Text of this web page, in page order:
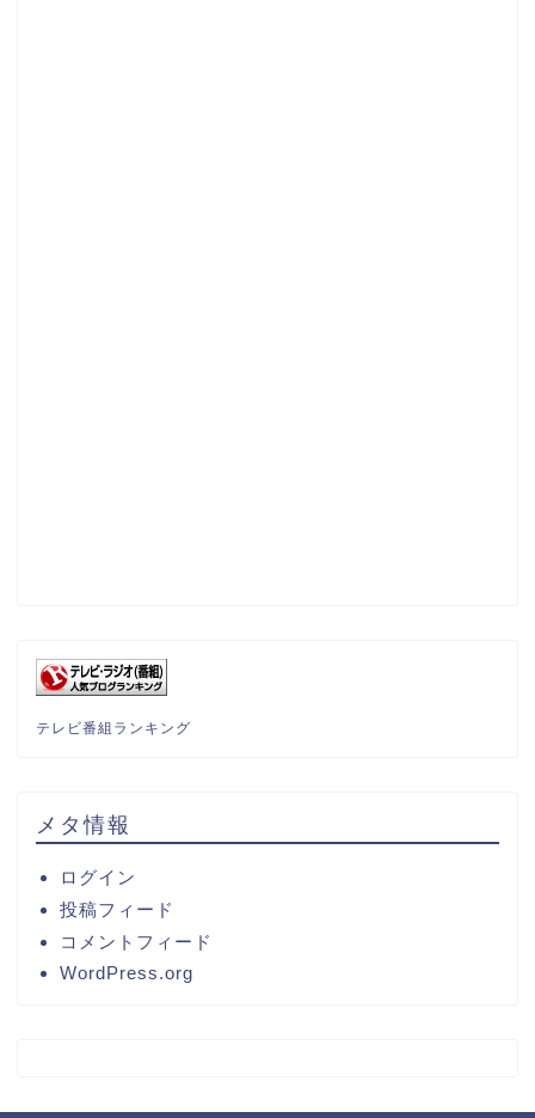
テレビ番組ランキング
メタ情報
ログイン
投稿フィード
コメントフィード
WordPress.org